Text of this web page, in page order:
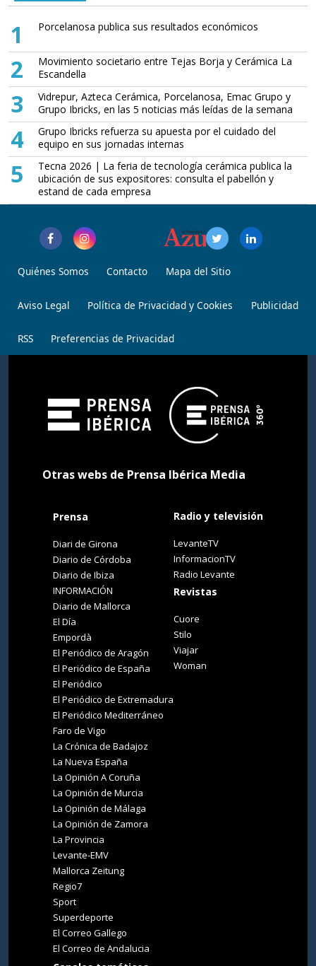
1 Porcelanosa publica sus resultados económicos
2
Movimiento societario entre Tejas Borja y Cerámica La
Escandella
3
Vidrepur, Azteca Cerámica, Porcelanosa, Emac Grupo y
Grupo Ibricks, en las 5 noticias más leídas de la semana
4
Grupo Ibricks refuerza su apuesta por el cuidado del
equipo en sus jornadas internas
5
Tecna 2026 | La feria de tecnología cerámica publica la
ubicación de sus expositores: consulta el pabellón y
estand de cada empresa
Quiénes Somos Contacto Mapa del Sitio
Aviso Legal Política de Privacidad y Cookies Publicidad
RSS Preferencias de Privacidad
Otras webs de Prensa Ibérica Media
Prensa
Diari de Girona
Diario de Córdoba
Diario de Ibiza
INFORMACIÓN
Diario de Mallorca
El Día
Empordà
El Periódico de Aragón
El Periódico de España
El Periódico
El Periódico de Extremadura
El Periódico Mediterráneo
Faro de Vigo
La Crónica de Badajoz
La Nueva España
La Opinión A Coruña
La Opinión de Murcia
La Opinión de Málaga
La Opinión de Zamora
La Provincia
Levante-EMV
Mallorca Zeitung
Regio7
Sport
Superdeporte
El Correo Gallego
El Correo de Andalucia
Radio y televisión
LevanteTV
InformacionTV
Radio Levante
Revistas
Cuore
Stilo
Viajar
Woman